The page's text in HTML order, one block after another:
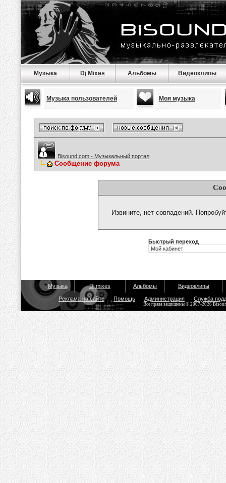
Музыка Dj Mixes Альбомы Видеоклипы
Музыка пользователей Моя музыка
Bisound.com - Музыкальный портал
Сообщение форума
Извините, нет совпадений.
Быстрый переход
Музыка Dj mixes Альбомы Видеоклипы
Реклама на сайте Помощь Администрация Служба
Все права защищены © 2007-2026